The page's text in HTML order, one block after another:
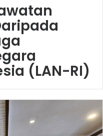
(LAN-RI)